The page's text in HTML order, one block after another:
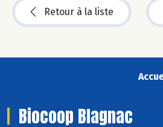
Retour à la liste
Biocoop Blagnac